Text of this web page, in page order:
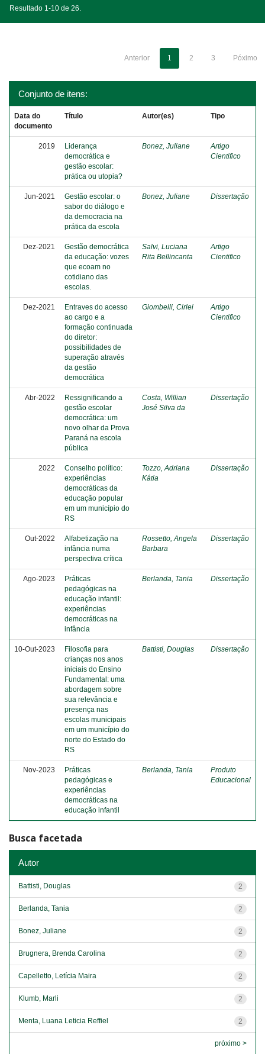
Resultado 1-10 de 26.
Anterior 1 2 3 Póximo
Conjunto de itens:
Data do
documento
Título Autor(es) Tipo
2019
Liderança
democrática e
gestão escolar:
prática ou utopia?
Bonez, Juliane
Artigo
Cientifico
Jun-2021
Gestão escolar: o
sabor do diálogo e
da democracia na
prática da escola
Bonez, Juliane Dissertação
Dez-2021
Gestão democrática
da educação: vozes
que ecoam no
cotidiano das
escolas.
Salvi, Luciana
Rita Bellincanta
Artigo
Cientifico
Dez-2021
Entraves do acesso
ao cargo e a
formação continuada
do diretor:
possibilidades de
superação através
da gestão
democrática
Giombelli, Cirlei
Artigo
Cientifico
Abr-2022
Ressignificando a
gestão escolar
democrática: um
novo olhar da Prova
Paraná na escola
pública
Costa, Willian
José Silva da
Dissertação
2022
Conselho político:
experiências
democráticas da
educação popular
em um município do
RS
Tozzo, Adriana
Kátia
Dissertação
Out-2022
Alfabetização na
infância numa
perspectiva crítica
Rossetto, Angela
Barbara
Dissertação
Ago-2023
Práticas
pedagógicas na
educação infantil:
experiências
democráticas na
infância
Berlanda, Tania Dissertação
10-Out-2023
Filosofia para
crianças nos anos
iniciais do Ensino
Fundamental: uma
abordagem sobre
sua relevância e
presença nas
escolas municipais
em um município do
norte do Estado do
RS
Battisti, Douglas Dissertação
Nov-2023
Práticas
pedagógicas e
experiências
democráticas na
educação infantil
Berlanda, Tania
Produto
Educacional
Busca facetada
Autor
2
Battisti, Douglas
2
Berlanda, Tania
2
Bonez, Juliane
2
Brugnera, Brenda Carolina
2
Capelletto, Letícia Maira
2
Klumb, Marli
2
Menta, Luana Leticia Reffiel
próximo >